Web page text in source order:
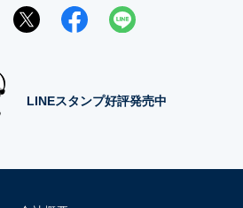
LINEスタンプ好評発売中